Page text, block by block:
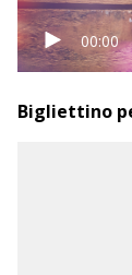
00:00
Bigliettino